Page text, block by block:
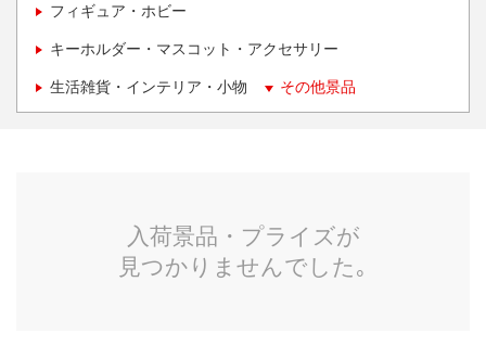
フィギュア・ホビー
キーホルダー・マスコット・アクセサリー
生活雑貨・インテリア・小物 その他景品